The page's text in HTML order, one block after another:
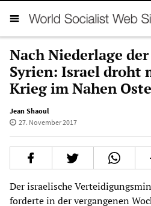
Nach Niederlage
Syrien: Israel droht
Krieg im Nahen
Jean Shaoul
27. November 2017
Der israelische
forderte in der vergangenen